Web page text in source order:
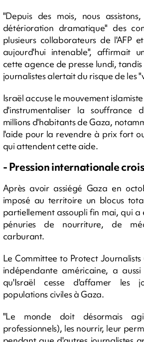
"Depuis des mois, nous
détérioration dramatique" des
plusieurs collaborateurs de l'AFP
aujourd'hui intenable", affirmait
cette agence de presse lundi,
journalistes alertait du risque de les
Israël accuse le mouvement
d'instrumentaliser la souffrance
millions d'habitants de Gaza,
l'aide pour la revendre à prix fort
qui attendent cette aide.
- Pression internationale
Après avoir assiégé Gaza en
imposé au territoire un blocus
partiellement assoupli fin mai, qui
pénuries de nourriture, de
carburant.
Le Committee to Protect Journalists
indépendante américaine, a
qu'Israël cesse d'affamer les
populations civiles à Gaza.
"Le monde doit désormais
professionnels), les nourrir, leur